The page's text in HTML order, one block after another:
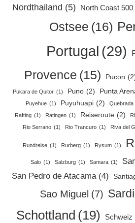
Nordthailand (5) North Coast 500
Ostsee (16)
Portugal (29)
Provence (15) Pucon
Pukara de Quitor (1) Puno (2) Punta
Puyehue (1) Puyuhuapi (2) Quebrada
Rafting (1) Ratingen (1) Reiseroute (2)
Rio Serrano (1) Rio Trancuro (1) Riva del
Rundreise (1) Rurberg (1) Rysum (1)
Salo (1) Salzburg (1) Samara (1)
San Pedro de Atacama (4)
Sao Miguel (7)
Schottland (19) Schweiz